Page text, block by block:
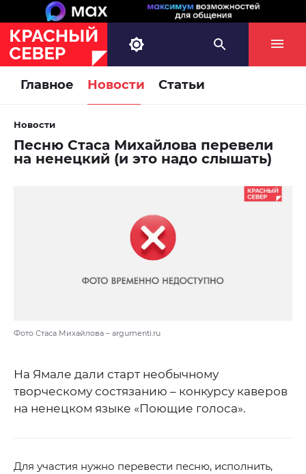
Главное Новости Статьи
Новости
Песню Стаса Михайлова перевели
на ненецкий (и это надо слышать)
Фото Стаса Михайлова – argumenti.ru
На Ямале дали старт необычному
творческому состязанию – конкурсу каверов
на ненецком языке «Поющие голоса».
Для участия нужно перевести песню, исполнить,